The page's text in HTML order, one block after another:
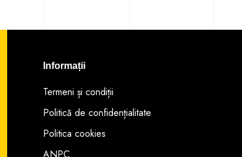
Informații
Termeni și condiții
Politică de confidențialitate
Politica cookies